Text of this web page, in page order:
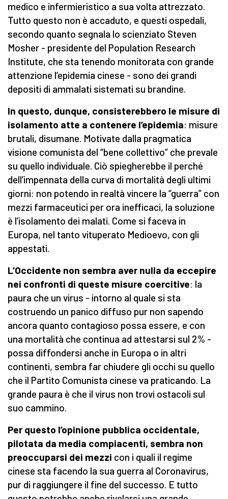
medico e infermieristico a sua volta attrezzato.
Tutto questo non è accaduto, e questi ospedali,
secondo quanto segnala lo scienziato Steven
Mosher - presidente del Population Research
Institute, che sta tenendo monitorata con grande
attenzione l’epidemia cinese - sono dei grandi
depositi di ammalati sistemati su brandine.
In questo, dunque, consisterebbero le misure di
isolamento atte a contenere l’epidemia: misure
brutali, disumane. Motivate dalla pragmatica
visione comunista del “bene collettivo” che prevale
su quello individuale. Ciò spiegherebbe il perché
dell’impennata della curva di mortalità degli ultimi
giorni: non potendo in realtà vincere la “guerra” con
mezzi farmaceutici per ora inefficaci, la soluzione
è l’isolamento dei malati. Come si faceva in
Europa, nel tanto vituperato Medioevo, con gli
appestati.
L’Occidente non sembra aver nulla da eccepire
nei confronti di queste misure coercitive: la
paura che un virus - intorno al quale si sta
costruendo un panico diffuso pur non sapendo
ancora quanto contagioso possa essere, e con
una mortalità che continua ad attestarsi sul 2% -
possa diffondersi anche in Europa o in altri
continenti, sembra far chiudere gli occhi su quello
che il Partito Comunista cinese va praticando. La
grande paura è che il virus non trovi ostacoli sul
suo cammino.
Per questo l’opinione pubblica occidentale,
pilotata da media compiacenti, sembra non
preoccuparsi dei mezzi con i quali il regime
cinese sta facendo la sua guerra al Coronavirus,
pur di raggiungere il fine del successo. E tutto